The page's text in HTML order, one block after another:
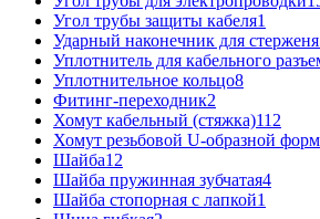
Угол трубы защиты кабеля1
Ударный наконечник для стерженя
Уплотнитель для кабельного
Уплотнительное кольцо8
Фитинг-переходник2
Хомут кабельный (стяжка)112
Хомут резьбовой U-образной
Шайба12
Шайба пружинная зубчатая4
Шайба стопорная с лапкой1